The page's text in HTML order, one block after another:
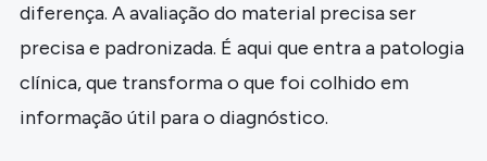
diferença. A avaliação do material precisa ser
precisa e padronizada. É aqui que entra a patologia
clínica, que transforma o que foi colhido em
informação útil para o diagnóstico.